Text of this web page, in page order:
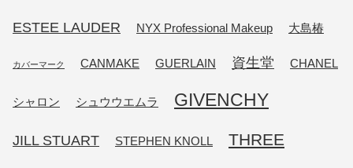
ESTEE LAUDER NYX Professional Makeup 大島椿
カバーマーク CANMAKE GUERLAIN 資生堂 CHANEL
シャロン シュウウエムラ GIVENCHY
JILL STUART STEPHEN KNOLL THREE